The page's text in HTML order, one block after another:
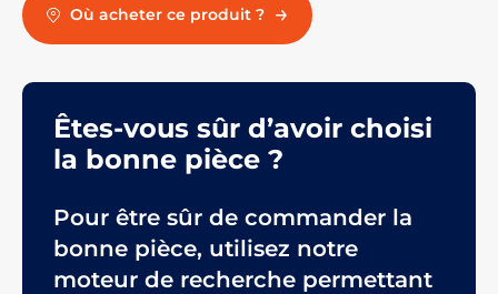
Où acheter ce produit ?
Êtes-vous sûr d’avoir choisi
la bonne pièce ?
Pour être sûr de commander la
bonne pièce, utilisez notre
moteur de recherche permettant